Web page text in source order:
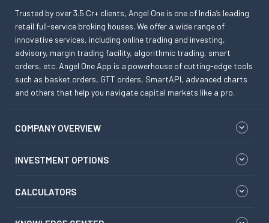
Trusted by over 3.5 Cr+ clients, Angel One is one of India’s leading
retail full-service broking houses. We offer a wide range of
innovative services, including online trading and investing,
advisory, margin trading facility, algorithmic trading, smart
orders, etc. Angel One App is a powerhouse of cutting-edge tools
such as basket orders, GTT orders, SmartAPI, advanced charts
and others that help you navigate capital markets like a pro.
COMPANY OVERVIEW
INVESTMENT OPTIONS
CALCULATORS